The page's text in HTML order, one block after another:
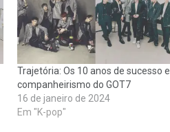
Trajetória: Os 10 anos de sucesso e
companheirismo do GOT7
16 de janeiro de 2024
Em "K-pop"